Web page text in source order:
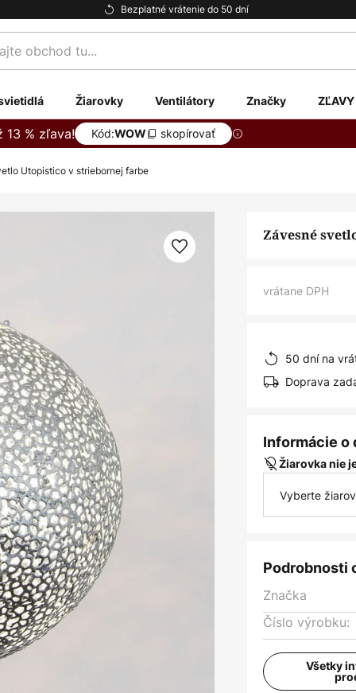
Bezplatné vrátenie do 50 dní
Žiarovky Ventilátory Značky ZĽAVY
13 % zľava! Kód:WOW skopírovať
Utopistico v striebornej farbe
Závesné
vrátane DPH
50 dní na
Doprava
Informácie o
Žiarovka nie
Vyberte
Podrobnosti
Značka
Číslo výrobku:
Všetky